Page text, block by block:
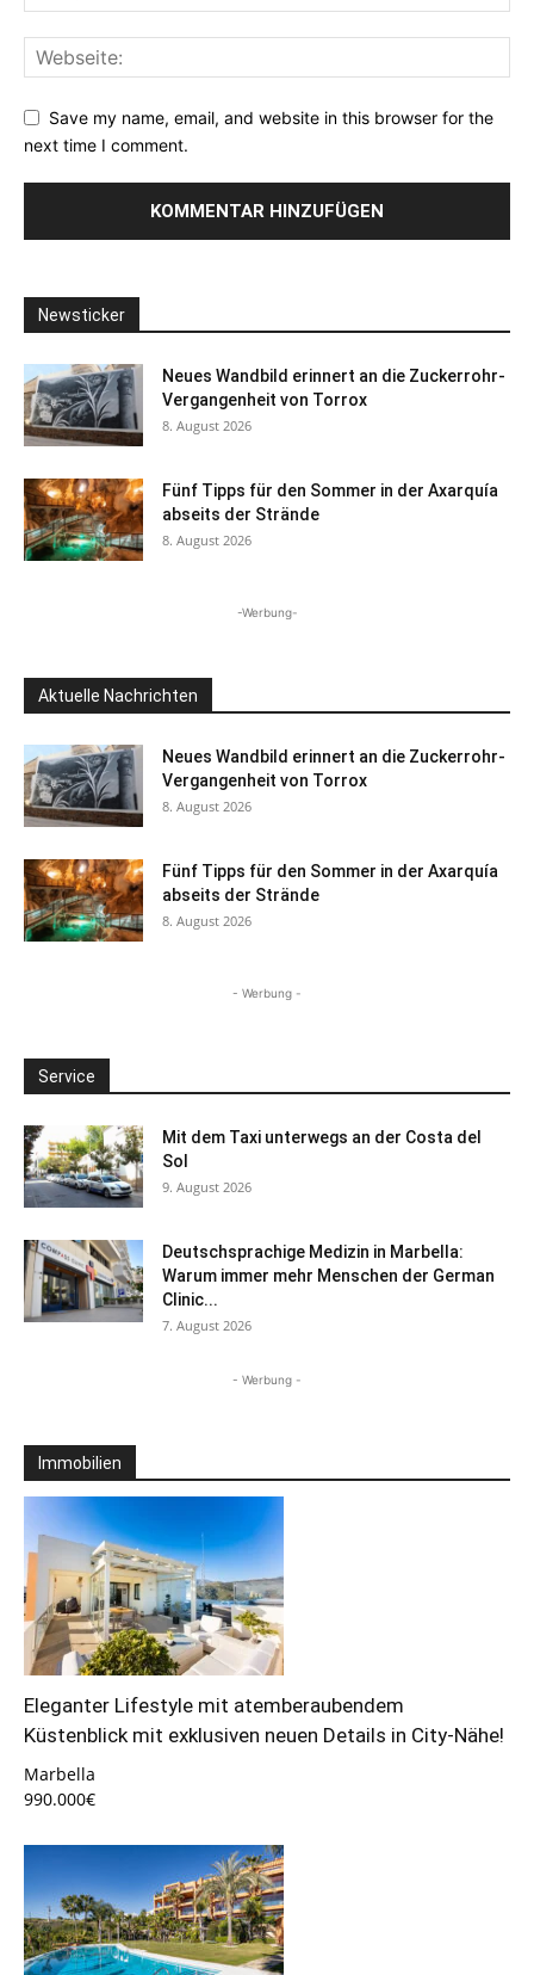
Save my name, email, and website in this browser for the
next time I comment.
Newsticker
Neues Wandbild erinnert an die Zuckerrohr-
Vergangenheit von Torrox
8. August 2026
Fünf Tipps für den Sommer in der Axarquía
abseits der Strände
8. August 2026
-Werbung-
Aktuelle Nachrichten
Neues Wandbild erinnert an die Zuckerrohr-
Vergangenheit von Torrox
8. August 2026
Fünf Tipps für den Sommer in der Axarquía
abseits der Strände
8. August 2026
- Werbung -
Service
Mit dem Taxi unterwegs an der Costa del
Sol
9. August 2026
Deutschsprachige Medizin in Marbella:
Warum immer mehr Menschen der German
Clinic...
7. August 2026
- Werbung -
Immobilien
Eleganter Lifestyle mit atemberaubendem
Küstenblick mit exklusiven neuen Details in City-Nähe!
Marbella
990.000€